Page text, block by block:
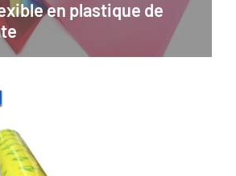
en plastique de